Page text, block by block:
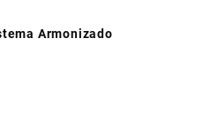
Armonizado